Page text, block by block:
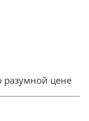
разумной цене